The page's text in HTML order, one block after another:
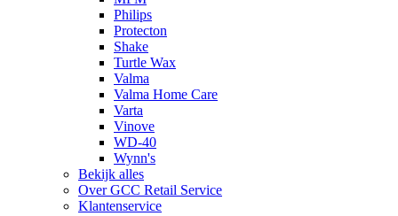
Philips
Protecton
Shake
Turtle Wax
Valma
Valma Home Care
Varta
Vinove
WD-40
Wynn's
Bekijk alles
Over GCC Retail Service
Klantenservice